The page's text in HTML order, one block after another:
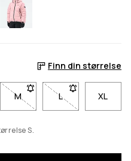
Finn din størrelse
Klikk for å bli varslet når
tilgjengelig. Klikk for å bli
S er ikke tilgjengelig. Klikk
M- Størrelse M er ikke
L- Størrelse L er
XL
S.